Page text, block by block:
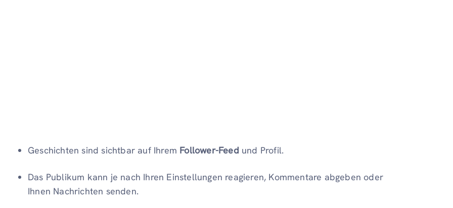
Geschichten sind sichtbar auf Ihrem Follower-Feed und Profil.
Das Publikum kann je nach Ihren Einstellungen reagieren, Kommentare abgeben oder
Ihnen Nachrichten senden.